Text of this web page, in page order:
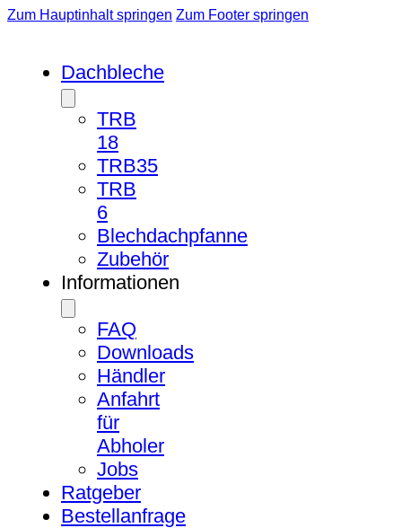
Zum Hauptinhalt springen Zum Footer springen
Dachbleche
TRB
18
TRB35
TRB
6
Blechdachpfanne
Zubehör
Informationen
FAQ
Downloads
Händler
Anfahrt
für
Abholer
Jobs
Ratgeber
Bestellanfrage